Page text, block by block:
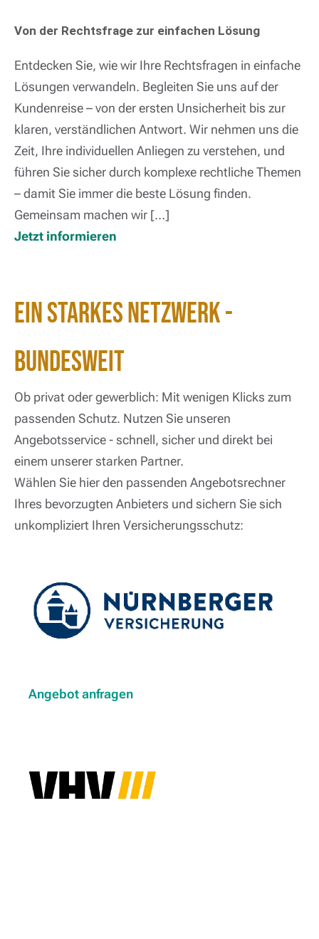
Von der Rechtsfrage zur einfachen Lösung
Entdecken Sie, wie wir Ihre Rechtsfragen in einfache
Lösungen verwandeln. Begleiten Sie uns auf der
Kundenreise – von der ersten Unsicherheit bis zur
klaren, verständlichen Antwort. Wir nehmen uns die
Zeit, Ihre individuellen Anliegen zu verstehen, und
führen Sie sicher durch komplexe rechtliche Themen
– damit Sie immer die beste Lösung finden.
Gemeinsam machen wir […]
Jetzt informieren
Ein Starkes Netzwerk -
Bundesweit
Ob privat oder gewerblich: Mit wenigen Klicks zum
passenden Schutz. Nutzen Sie unseren
Angebotsservice - schnell, sicher und direkt bei
einem unserer starken Partner.
Wählen Sie hier den passenden Angebotsrechner
Ihres bevorzugten Anbieters und sichern Sie sich
unkompliziert Ihren Versicherungsschutz:
Angebot anfragen